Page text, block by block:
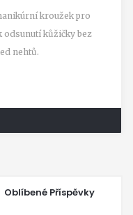
kroužek pro
odsunutí kůžičky bez
nehtů.
Oblíbené Příspěvky